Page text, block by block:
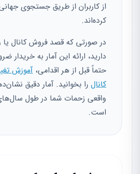
از کاربران از طریق جستجوی
کرده‌اند.
در صورتی که قصد فروش کانال یا
دارید، ارائه این آمار به خریدار
حتماً قبل از هر اقدامی، آموزش
کانال را بخوانید. آمار دقیق
واقعی زحمات شما در طول
است.